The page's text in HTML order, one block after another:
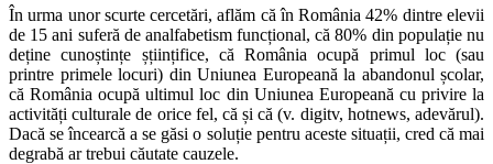
În urma unor scurte cercetări, aflăm că în România 42% dintre elevii
de 15 ani suferă de analfabetism funcțional, că 80% din populație nu
deține cunoștințe șțiințifice, că România ocupă primul loc (sau
printre primele locuri) din Uniunea Europeană la abandonul școlar,
că România ocupă ultimul loc din Uniunea Europeană cu privire la
activități culturale de orice fel, că și că (v. digitv, hotnews, adevărul).
Dacă se încearcă a se găsi o soluție pentru aceste situații, cred că mai
degrabă ar trebui căutate cauzele.